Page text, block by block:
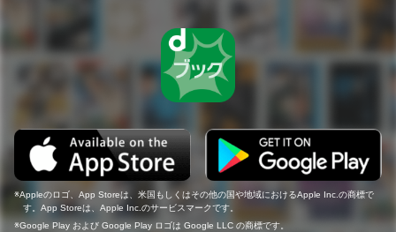
Appleのロゴ、App Storeは、米国もしくはその他の国や地域におけるApple Inc.の商標で
す。App Storeは、Apple Inc.のサービスマークです。
Google Play および Google Play ロゴは Google LLC の商標です。